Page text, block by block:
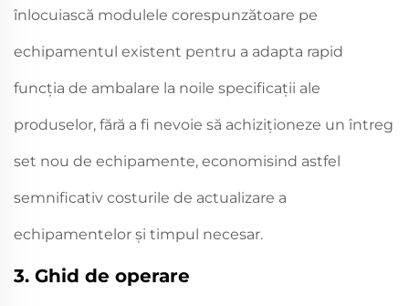
înlocuiască modulele corespunzătoare pe
echipamentul existent pentru a adapta rapid
funcția de ambalare la noile specificații ale
produselor, fără a fi nevoie să achiziționeze un întreg
set nou de echipamente, economisind astfel
semnificativ costurile de actualizare a
echipamentelor și timpul necesar.
3. Ghid de operare